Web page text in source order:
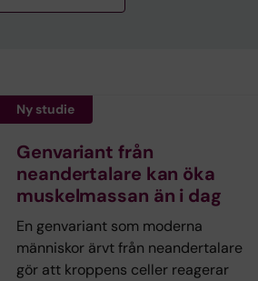
Ny studie
Genvariant från
neandertalare kan öka
muskelmassan än i dag
En genvariant som moderna
människor ärvt från neandertalare
gör att kroppens celler reagerar